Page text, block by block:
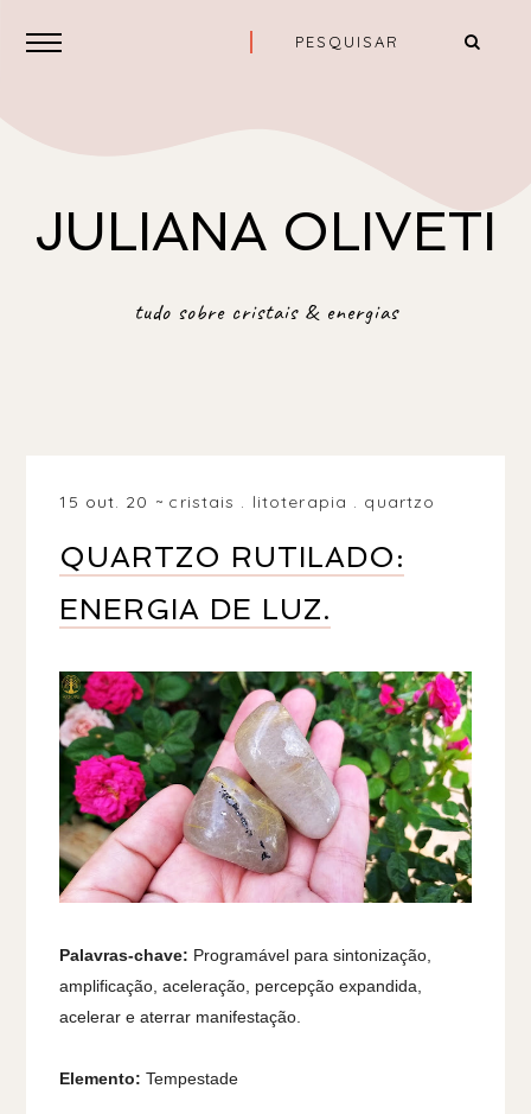
JULIANA OLIVETI
tudo sobre cristais & energias
15 out. 20 cristais . litoterapia . quartzo
QUARTZO RUTILADO:
ENERGIA DE LUZ.
Palavras-chave: Programável para sintonização,
amplificação, aceleração, percepção expandida,
acelerar e aterrar manifestação.
Elemento:Tempestade